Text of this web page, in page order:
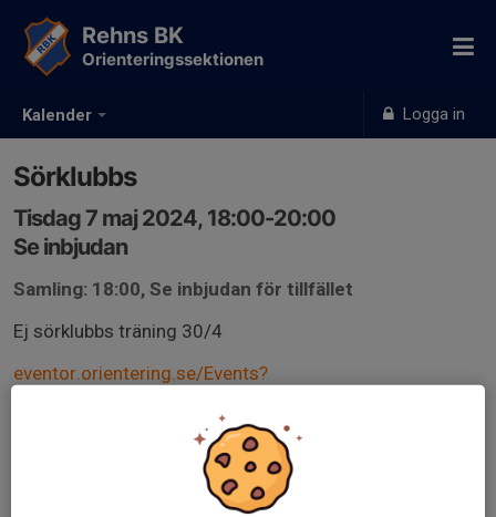
Kalender Logga in
Rehns BK
Orienteringssektionen
Sörklubbs
Tisdag 7 maj 2024, 18:00-20:00
Se inbjudan
Samling: 18:00, Se inbjudan för tillfället
Ej sörklubbs träning 30/4
eventor.orientering.se/Events?
Types=level4&classifications=Local%2CClub&excludeAt
tributes=11&startDate=2024-04-01&endDate=2024-
30&map=false&mode=List&showMyEvents=true&cance